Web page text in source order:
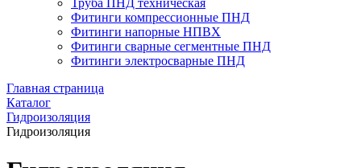
Труба ПНД техническая
Фитинги компрессионные ПНД
Фитинги напорные НПВХ
Фитинги сварные сегментные ПНД
Фитинги электросварные ПНД
Главная страница
Каталог
Гидроизоляция
Гидроизоляция